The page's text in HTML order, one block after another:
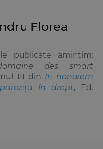
Florea
publicate amintim:
des smart
III din In honorem
în drept, Ed.